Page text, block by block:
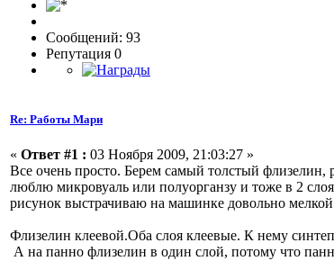
Сообщений: 93
Репутация 0
Re: Работы Мари
« Ответ #1 : 03 Ноября 2009, 21:03:27 »
Все очень просто. Берем самый толстый
люблю микровуаль или полуорганзу и тоже в 2
рисунок выстрачиваю на машинке довольно
Флизелин клеевой.Оба слоя клеевые. К нему
А на панно флизелин в один слой, потому что